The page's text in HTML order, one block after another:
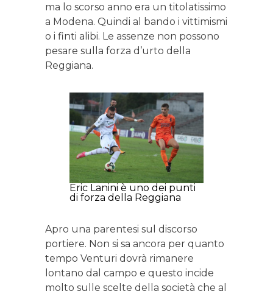
ma lo scorso anno era un titolatissimo
a Modena. Quindi al bando i vittimismi
o i finti alibi. Le assenze non possono
pesare sulla forza d’urto della
Reggiana.
Eric Lanini è uno dei punti
di forza della Reggiana
Apro una parentesi sul discorso
portiere. Non si sa ancora per quanto
tempo Venturi dovrà rimanere
lontano dal campo e questo incide
molto sulle scelte della società che al